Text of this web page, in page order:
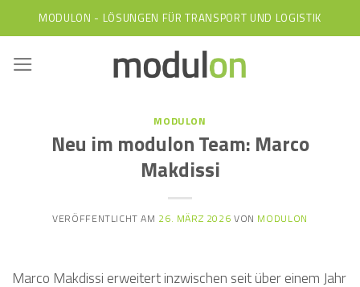
to
content
MODULON - LÖSUNGEN FÜR TRANSPORT UND LOGISTIK
MODULON
Neu im modulon Team: Marco
Makdissi
VERÖFFENTLICHT AM 26. MÄRZ 2026 VON MODULON
Marco Makdissi erweitert inzwischen seit über einem Jahr